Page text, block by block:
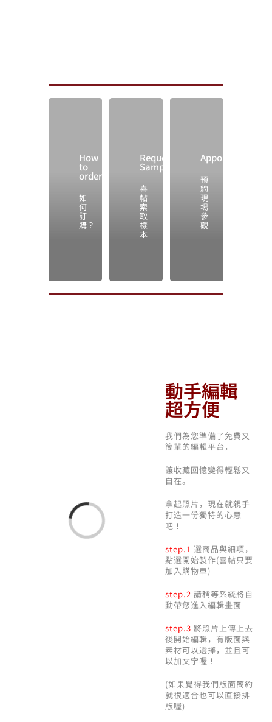
How
to
order
如
何
訂
購？
Request
Samples
喜
帖
索
取
樣
本
Appointment
預
約
現
場
參
觀
Loading...
動手編輯
超方便
我們為您準備了免費又
簡單的編輯平台，
讓收藏回憶變得輕鬆又
自在。
拿起照片，現在就親手
打造一份獨特的心意
吧！
step.1 選商品與細項，
點選開始製作(喜帖只要
加入購物車)
step.2請稍等系統將自
動帶您進入編輯畫面
step.3將照片上傳上去
後開始編輯，有版面與
素材可以選擇，並且可
以加文字喔！
(如果覺得我們版面簡約
就很適合也可以直接排
版喔)